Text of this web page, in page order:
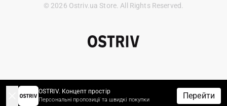
© 2026 Ostriv.ua Store. All Rights Reserved.
OSTRIV. Концепт простір
Персональні пропозиції та швидкі покупки Перейти